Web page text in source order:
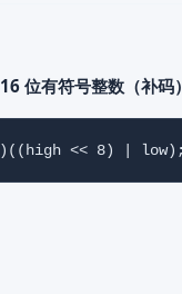
16 位有符号整数（补码）